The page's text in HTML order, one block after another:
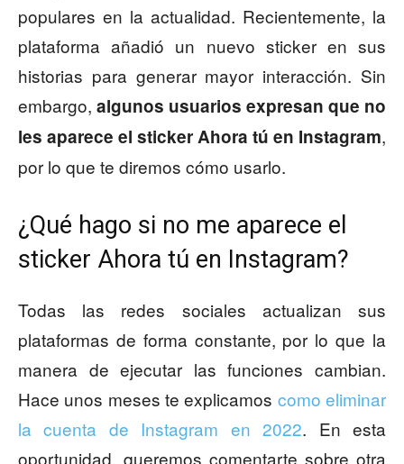
populares en la actualidad. Recientemente, la
plataforma añadió un nuevo sticker en sus
historias para generar mayor interacción. Sin
embargo, algunos usuarios expresan que no
les aparece el sticker Ahora tú en Instagram,
por lo que te diremos cómo usarlo.
¿Qué hago si no me aparece el
sticker Ahora tú en Instagram?
Todas las redes sociales actualizan sus
plataformas de forma constante, por lo que la
manera de ejecutar las funciones cambian.
Hace unos meses te explicamos como eliminar
la cuenta de Instagram en 2022. En esta
oportunidad, queremos comentarte sobre otra